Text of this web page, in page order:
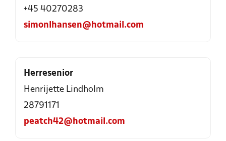
+45 40270283
simonlhansen@hotmail.com
Herresenior
Henrijette Lindholm
28791171
peatch42@hotmail.com